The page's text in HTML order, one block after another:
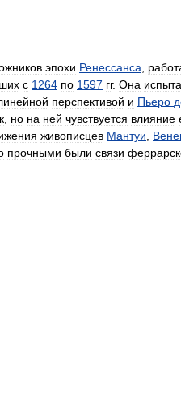
эпохи Ренессанса
с 1264 по 1597 гг. Она
перспективой и Пьеро
но на ней чувствуется влияние
живописцев Мантуи
прочными были связи